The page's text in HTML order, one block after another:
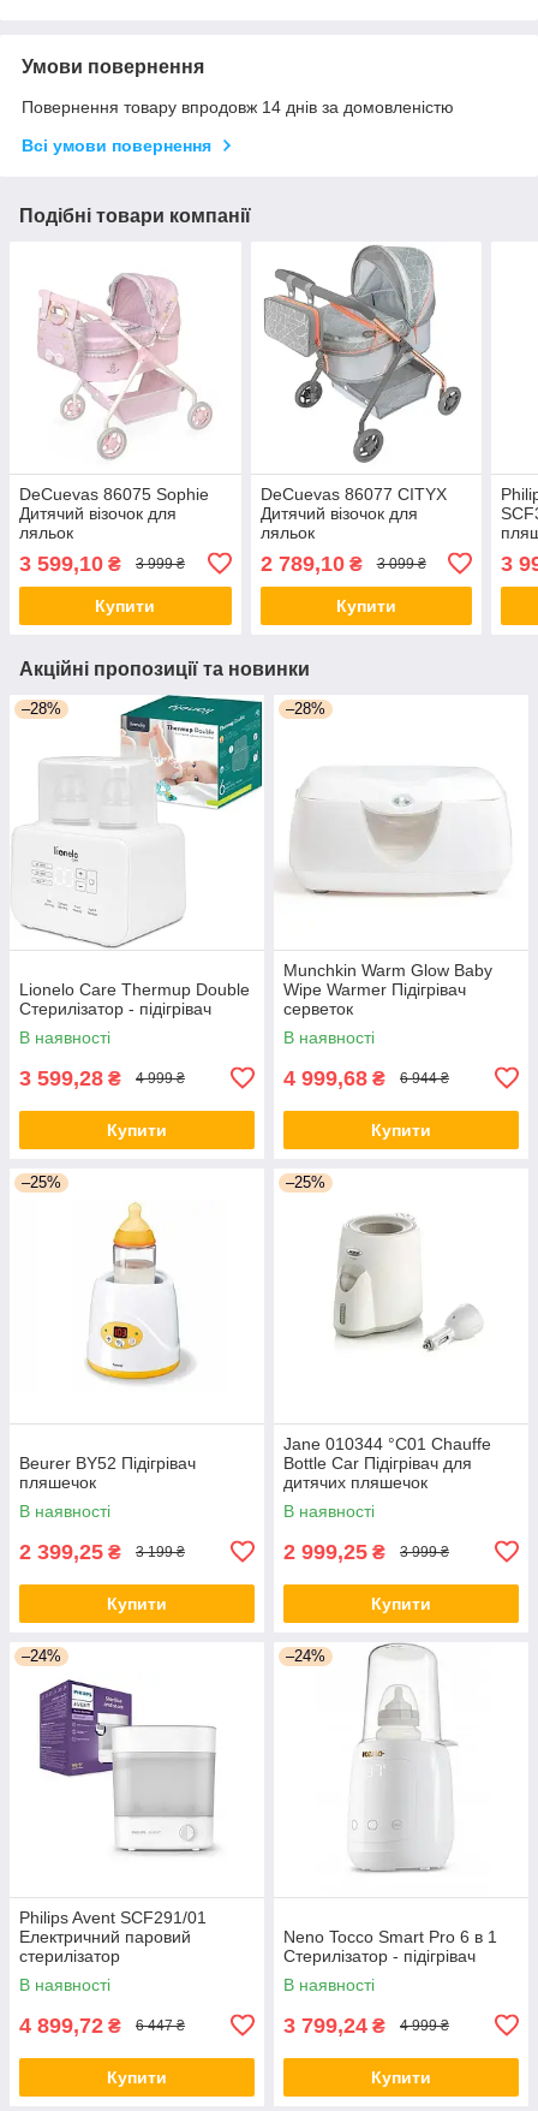
Умови повернення
Повернення товару впродовж 14 днів за домовленістю
Всі умови повернення
Подібні товари компанії
DeCuevas 86075 Sophie
Дитячий візочок для
ляльок
3 599,10 ₴ 3 999 ₴
Купити
DeCuevas 86077 CITYX
Дитячий візочок для
ляльок
2 789,10₴ 3 099 ₴
Купити
3
Акційні пропозиції та новинки
–28%
Lionelo Care Thermup Double
Стерилізатор - підігрівач
В наявності
3 599,28 ₴ 4 999 ₴
Купити
–28%
Munchkin Warm Glow Baby
Wipe Warmer Підігрівач
серветок
В наявності
4 999,68 ₴ 6 944 ₴
Купити
–25%
Beurer BY52 Підігрівач
пляшечок
В наявності
2 399,25 ₴ 3 199 ₴
Купити
–25%
Jane 010344 °C01 Chauffe
Bottle Car Підігрівач для
дитячих пляшечок
В наявності
2 999,25 ₴ 3 999 ₴
Купити
–24%
Philips Avent SCF291/01
Електричний паровий
стерилізатор
В наявності
4 899,72 ₴ 6 447 ₴
Купити
–24%
Neno Tocco Smart Pro 6 в 1
Стерилізатор - підігрівач
В наявності
3 799,24 ₴ 4 999 ₴
Купити